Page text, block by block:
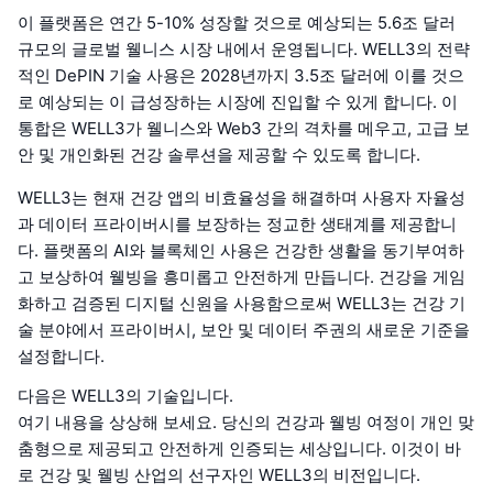
이 플랫폼은 연간 5-10% 성장할 것으로 예상되는 5.6조 달러
규모의 글로벌 웰니스 시장 내에서 운영됩니다. WELL3의 전략
적인 DePIN 기술 사용은 2028년까지 3.5조 달러에 이를 것으
로 예상되는 이 급성장하는 시장에 진입할 수 있게 합니다. 이
통합은 WELL3가 웰니스와 Web3 간의 격차를 메우고, 고급 보
안 및 개인화된 건강 솔루션을 제공할 수 있도록 합니다.
WELL3는 현재 건강 앱의 비효율성을 해결하며 사용자 자율성
과 데이터 프라이버시를 보장하는 정교한 생태계를 제공합니
다. 플랫폼의 AI와 블록체인 사용은 건강한 생활을 동기부여하
고 보상하여 웰빙을 흥미롭고 안전하게 만듭니다. 건강을 게임
화하고 검증된 디지털 신원을 사용함으로써 WELL3는 건강 기
술 분야에서 프라이버시, 보안 및 데이터 주권의 새로운 기준을
설정합니다.
다음은 WELL3의 기술입니다.
여기 내용을 상상해 보세요. 당신의 건강과 웰빙 여정이 개인 맞
춤형으로 제공되고 안전하게 인증되는 세상입니다. 이것이 바
로 건강 및 웰빙 산업의 선구자인 WELL3의 비전입니다.